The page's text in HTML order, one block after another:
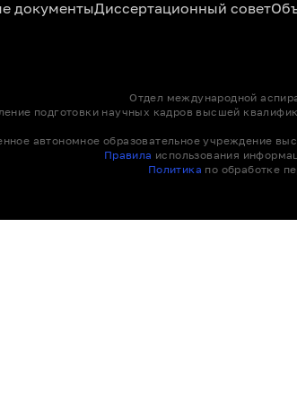
документыДиссертационный совет
Отдел международной
подготовки научных кадров высшей
автономное образовательное учреждение
Правила использования
Политика по обработке